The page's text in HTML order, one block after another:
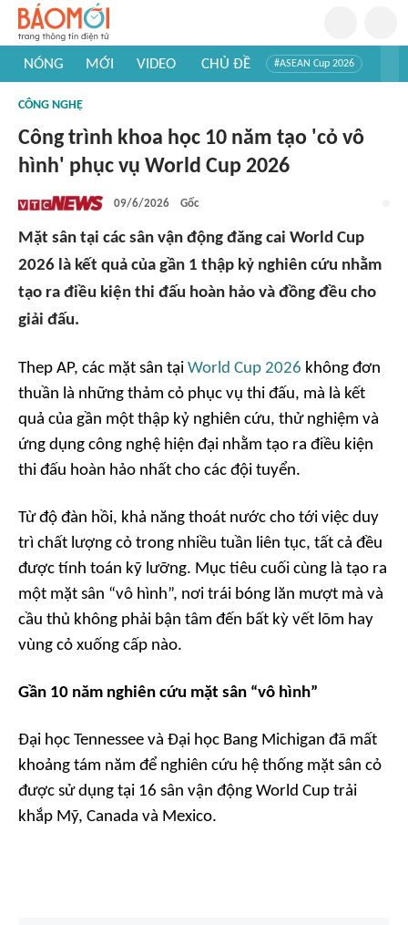
NÓNG MỚI VIDEO CHỦ ĐỀ #ASEAN Cup 2026
#Khám phá thế giới
CÔNG NGHỆ
Công trình khoa học 10 năm tạo 'cỏ vô
hình' phục vụ World Cup 2026
09/6/2026 Gốc
Mặt sân tại các sân vận động đăng cai World Cup
2026 là kết quả của gần 1 thập kỷ nghiên cứu nhằm
tạo ra điều kiện thi đấu hoàn hảo và đồng đều cho
giải đấu.
Thep AP, các mặt sân tại World Cup 2026 không đơn
thuần là những thảm cỏ phục vụ thi đấu, mà là kết
quả của gần một thập kỷ nghiên cứu, thử nghiệm và
ứng dụng công nghệ hiện đại nhằm tạo ra điều kiện
thi đấu hoàn hảo nhất cho các đội tuyển.
Từ độ đàn hồi, khả năng thoát nước cho tới việc duy
trì chất lượng cỏ trong nhiều tuần liên tục, tất cả đều
được tính toán kỹ lưỡng. Mục tiêu cuối cùng là tạo ra
một mặt sân “vô hình”, nơi trái bóng lăn mượt mà và
cầu thủ không phải bận tâm đến bất kỳ vết lõm hay
vùng cỏ xuống cấp nào.
Gần 10 năm nghiên cứu mặt sân “vô hình”
Đại học Tennessee và Đại học Bang Michigan đã mất
khoảng tám năm để nghiên cứu hệ thống mặt sân cỏ
được sử dụng tại 16 sân vận động World Cup trải
khắp Mỹ, Canada và Mexico.